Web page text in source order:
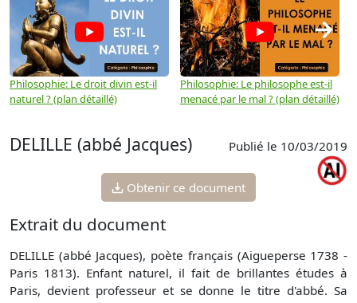
Philosophie: Le droit divin est-il
naturel ? (plan détaillé)
Philosophie: Le philosophe est-il
menacé par le mal ? (plan détaillé)
→
DELILLE (abbé Jacques) Publié le 10/03/2019
Obtenir ce document
Extrait du document
DELILLE (abbé Jacques), poète français (Aigueperse 1738 -
Paris 1813). Enfant naturel, il fait de brillantes études à
Paris, devient professeur et se donne le titre d'abbé. Sa